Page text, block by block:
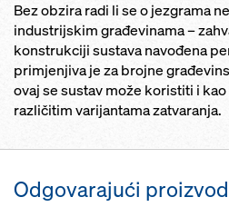
Bez obzira radi li se o jezgrama
industrijskim građevinama –
konstrukciji sustava navođena
primjenjiva je za brojne
ovaj se sustav može koristiti i
različitim varijantama zatvaranja.
Odgovarajući